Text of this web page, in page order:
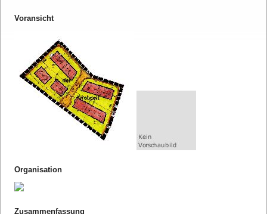
Voransicht
Organisation
Zusammenfassung